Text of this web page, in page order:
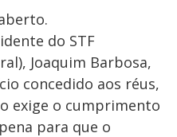
do STF
Joaquim Barbosa,
concedido aos réus,
exige o cumprimento
para que o